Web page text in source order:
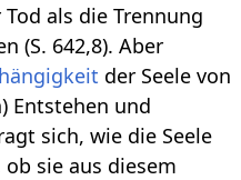
als die Trennung
(S. 642,8). Aber
der Seele von
Entstehen und
sich, wie die Seele
sie aus diesem